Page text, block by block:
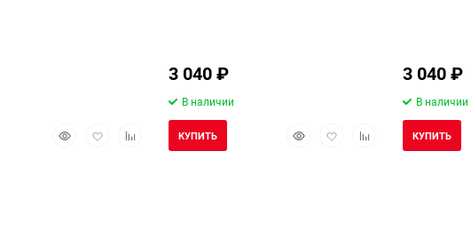
БыстрыйДобавитьДобавить
3 040₽
В наличии
БыстрыйДобавитьДобавить
КУПИТЬ
3 040₽
В наличии
КУПИТЬ